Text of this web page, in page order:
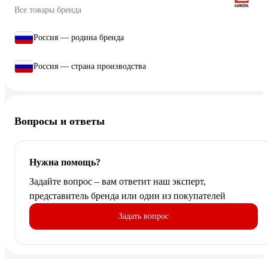
Все товары бренда
Россия — родина бренда
Россия — страна производства
Вопросы и ответы
Нужна помощь?
Задайте вопрос – вам ответит наш эксперт,
представитель бренда или один из покупателей
Задать вопрос